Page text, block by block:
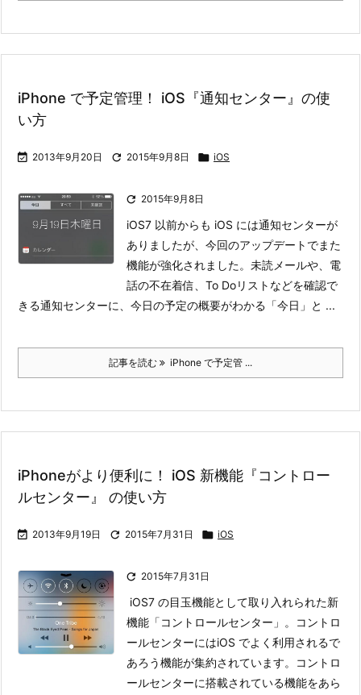
iPhone で予定管理！ iOS『通知センター』の使
い方
 2013年9月20日  2015年9月8日  iOS
 2015年9月8日
iOS7 以前からも iOS には通知センターが
ありましたが、今回のアップデートでまた
機能が強化されました。未読メールや、電
話の不在着信、To Doリストなどを確認で
きる通知センターに、今日の予定の概要がわかる「今日」と ...
記事を読む iPhone で予定管 ...
iPhoneがより便利に！ iOS 新機能『コントロー
ルセンター』 の使い方
 2013年9月19日  2015年7月31日  iOS
 2015年7月31日
iOS7 の目玉機能として取り入れられた新
機能「コントロールセンター」。
コントロ
ールセンターにはiOS でよく利用されるで
あろう機能が集約されています。コントロ
ールセンターに搭載されている機能をあら